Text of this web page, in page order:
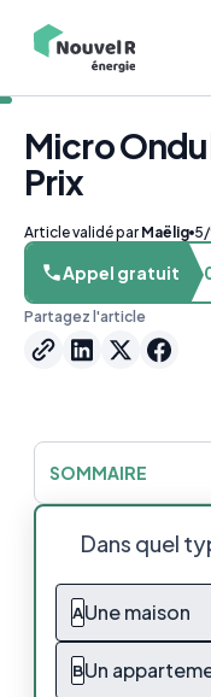
Micro
Prix
Article validé par Maëlig
Appel gratuit
Partagez l'article
Dans quel
AUne maison
BUn
SOMMAIRE
Combien
Quels sont les
disponibles sur
Qu’est-ce qui
onduleur ?